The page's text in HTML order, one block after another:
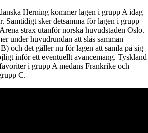
Herning kommer lagen i grupp A idag
Samtidigt sker detsamma för lagen i grupp
strax utanför norska huvudstaden Oslo.
under huvudrundan att slås samman
och det gäller nu för lagen att samla på sig
inför ett eventuellt avancemang. Tyskland
i grupp A medans Frankrike och
C.